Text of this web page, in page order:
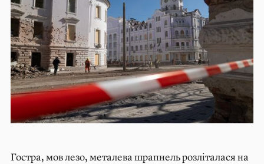
Гостра, мов лезо, металева шрапнель розліталася на